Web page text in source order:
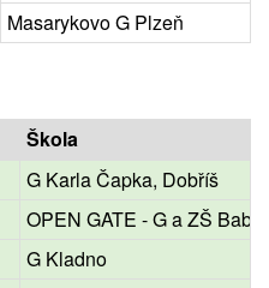
Masarykovo G Plzeň
Škola
G Karla Čapka, Dobříš
OPEN GATE - G a ZŠ
G Kladno